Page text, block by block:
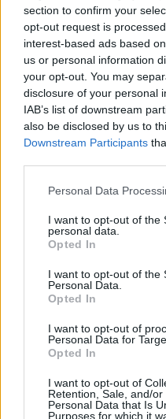
section to confirm your
opt-out request is
interest-based ads based
us or personal information
your opt-out. You may
disclosure of your personal
IAB’s list of downstream
also be disclosed by us to
Downstream Participants
Please note that this
not limited to your visit or
grant or deny consent to
use your data for below
consent section.
Personal Data
I want to opt-out of the
personal data.
Opted In
I want to opt-out of the
Personal Data.
Opted In
I want to opt-out of
Personal Data for
Opted In
I want to opt-out of
Retention, Sale, and/
Personal Data that Is
Purposes for which it
Calangianus,
minori, Albieri:
NECROLOGIE
Mario Malu
Paolo Pinna